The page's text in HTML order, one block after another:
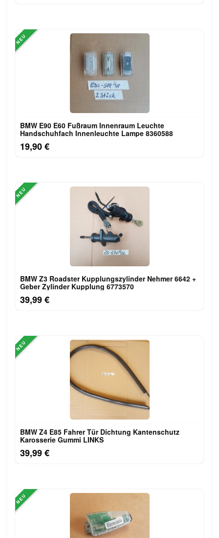
NEU
BMW E90 E60 Fußraum Innenraum Leuchte
Handschuhfach Innenleuchte Lampe 8360588
19,90 €
NEU
BMW Z3 Roadster Kupplungszylinder Nehmer 6642 +
Geber Zylinder Kupplung 6773570
39,99 €
NEU
BMW Z4 E85 Fahrer Tür Dichtung Kantenschutz
Karosserie Gummi LINKS
39,99 €
NEU